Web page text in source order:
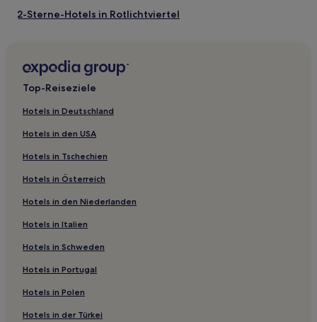
2-Sterne-Hotels in Rotlichtviertel
Hotels nahe Scotts Square
Centre
Hotels nahe Funan Digitalife Mall
Hotels nahe U-Bahn-Station Bayfront
Hotels nahe Marina Bay Sands Skypark
Hotels nahe Esplanade Mall
Top-Reiseziele
Hotels in Deutschland
Hotels in den USA
Hotels in Tschechien
Hotels in Österreich
Hotels in den Niederlanden
Hotels in Italien
Hotels in Schweden
Hotels in Portugal
Hotels in Polen
Hotels in der Türkei